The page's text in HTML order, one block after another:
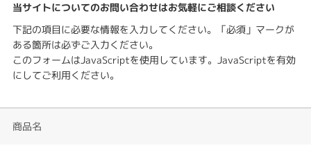
当サイトについてのお問い合わせはお気軽にご相談ください
下記の項目に必要な情報を入力してください。「必須」マークが
ある箇所は必ずご入力ください。
このフォームはJavaScriptを使用しています。JavaScriptを有効
にしてご利用ください。
商品名